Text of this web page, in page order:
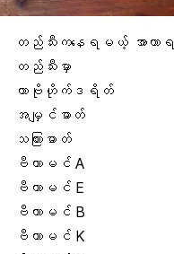
တည်သီးကနေရမယ့် အာဟာရ
တည်သီးမှာ
ကာဗိုဟိုက်ဒရိတ်
အမျှင်ဓာတ်
သကြားဓာတ်
ဗီတာမင် A
ဗီတာမင် E
ဗီတာမင် B
ဗီတာမင် K